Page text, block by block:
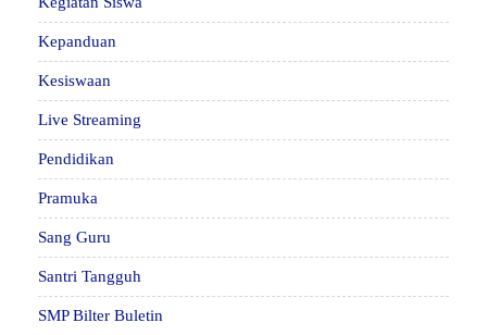
Kepanduan
Kesiswaan
Live Streaming
Pendidikan
Pramuka
Sang Guru
Santri Tangguh
SMP Bilter Buletin